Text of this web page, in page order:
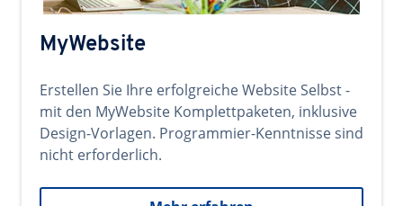
MyWebsite
Erstellen Sie Ihre erfolgreiche Website Selbst -
mit den MyWebsite Komplettpaketen, inklusive
Design-Vorlagen. Programmier-Kenntnisse sind
nicht erforderlich.